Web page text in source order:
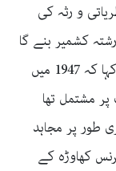
و رثہ کی
کشمیر بنے گا
پاکستان کو کمزور نہیں ہونے دیں انہوں نے کہا کہ 1947 میں
مشتمل تھا
طور پر مجاہد
کھاوڑہ کے